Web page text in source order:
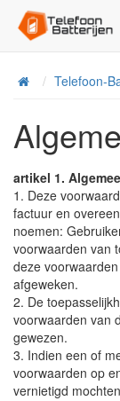
HomeTelefoon-
artikel 1.
1. Deze
factuur en
noemen:
voorwaarden van
deze
afgeweken.
2. De
voorwaarden van
gewezen.
3. Indien een of
voorwaarden op
vernietigd